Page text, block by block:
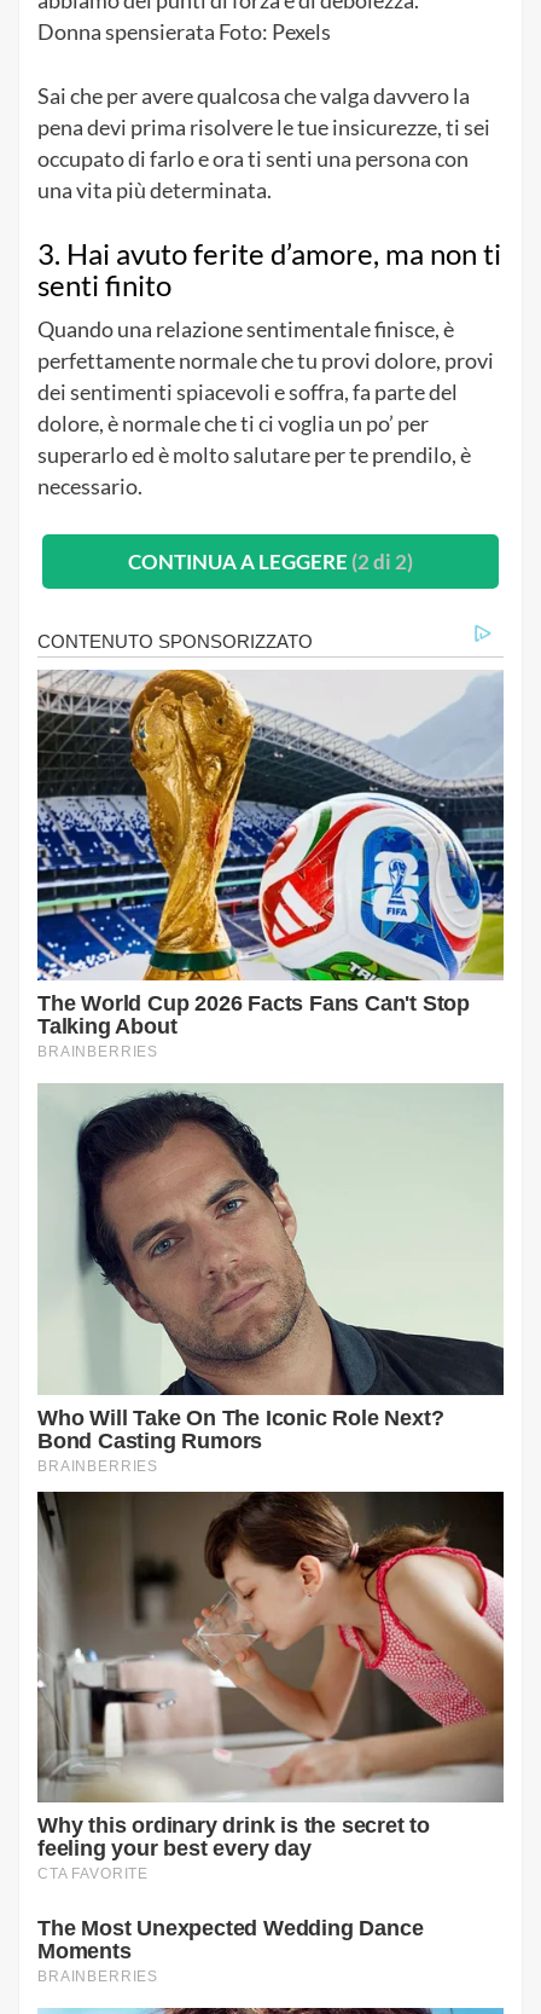
Donna spensierata Foto: Pexels
Sai che per avere qualcosa che valga davvero la
pena devi prima risolvere le tue insicurezze, ti sei
occupato di farlo e ora ti senti una persona con
una vita più determinata.
3. Hai avuto ferite d’amore, ma non ti
senti finito
Quando una relazione sentimentale finisce, è
perfettamente normale che tu provi dolore, provi
dei sentimenti spiacevoli e soffra, fa parte del
dolore, è normale che ti ci voglia un po’ per
superarlo ed è molto salutare per te prendilo, è
necessario.
CONTINUA A LEGGERE (2 di 2)